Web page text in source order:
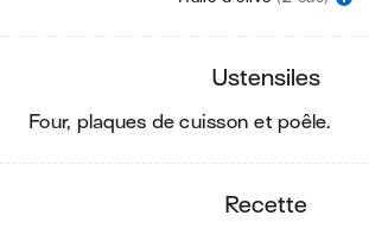
ustensiles
four, plaques de cuisson et poêle.
recette